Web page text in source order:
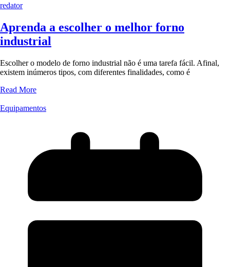
redator
Aprenda a escolher o melhor forno
industrial
Escolher o modelo de forno industrial não é uma tarefa fácil. Afinal,
existem inúmeros tipos, com diferentes finalidades, como é
Read More
Equipamentos